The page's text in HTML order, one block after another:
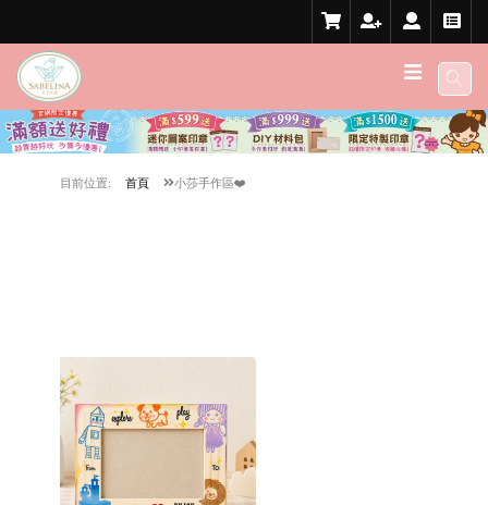
目前位置: 首頁 小莎手作區❤️